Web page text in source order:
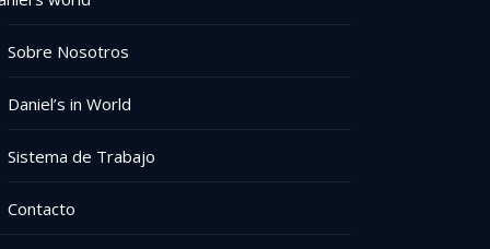
Sobre Nosotros
Daniel’s in World
Sistema de Trabajo
Contacto